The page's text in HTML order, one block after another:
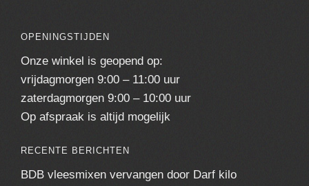
OPENINGSTIJDEN
Onze winkel is geopend op:
vrijdagmorgen 9:00 – 11:00 uur
zaterdagmorgen 9:00 – 10:00 uur
Op afspraak is altijd mogelijk
RECENTE BERICHTEN
BDB vleesmixen vervangen door Darf kilo